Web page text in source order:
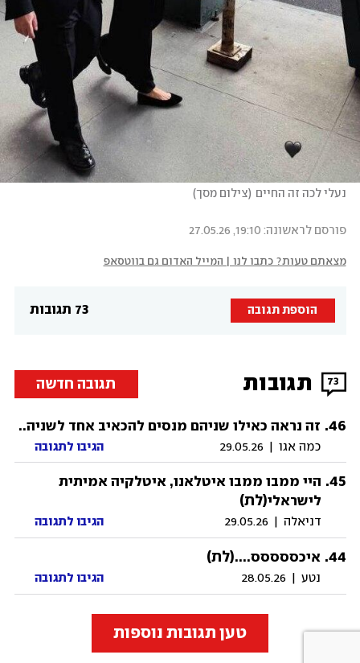
נעלי לכה זה החיים (צילום מסך)
פורסם לראשונה: 19:10, 27.05.26
מצאתם טעות? כתבו לנו | המייל האדום גם בווטסאפ
73 תגובות הוספת תגובה
73 תגובות תגובה חדשה
46
. זה נראה כאילו שניהם מנסים להכאיב אחד לשניה..
כמה אגו 29.05.26 הגיבו לתגובה
45
. היי ממבו ממבו איטלאנו, איטלקיה אמיתית
לישראלי(לת)
דניאלה 29.05.26 הגיבו לתגובה
44
. איכססססס....(לת)
נטע 28.05.26 הגיבו לתגובה
טען תגובות נוספות